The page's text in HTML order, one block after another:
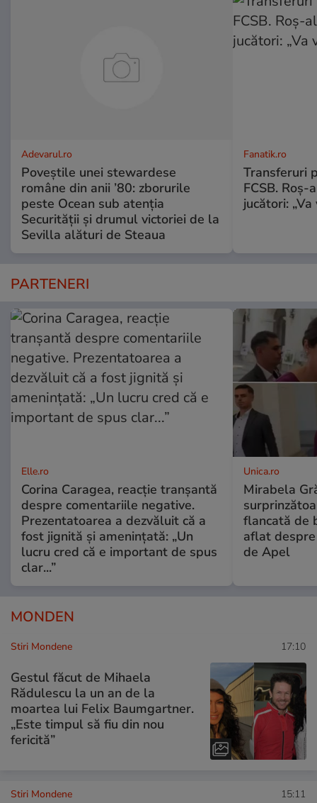
Adevarul.ro
Poveștile unei stewardese
române din anii ’80: zborurile
peste Ocean sub atenția
Securității și drumul victoriei de la
Sevilla alături de Steaua
Fanatik.ro
Transferuri
FCSB.
jucători:
PARTENERI
Elle.ro
Corina Caragea, reacție tranșantă
despre comentariile negative.
Prezentatoarea a dezvăluit că a
fost jignită și amenințată: „Un
lucru cred că e important de spus
clar...”
Unica.ro
Mirabela
flancată de
aflat
de Apel
MONDEN
Stiri Mondene 17:10
Gestul făcut de Mihaela
Rădulescu la un an de la
moartea lui Felix Baumgartner.
„Este timpul să fiu din nou
fericită”
Stiri Mondene 15:11